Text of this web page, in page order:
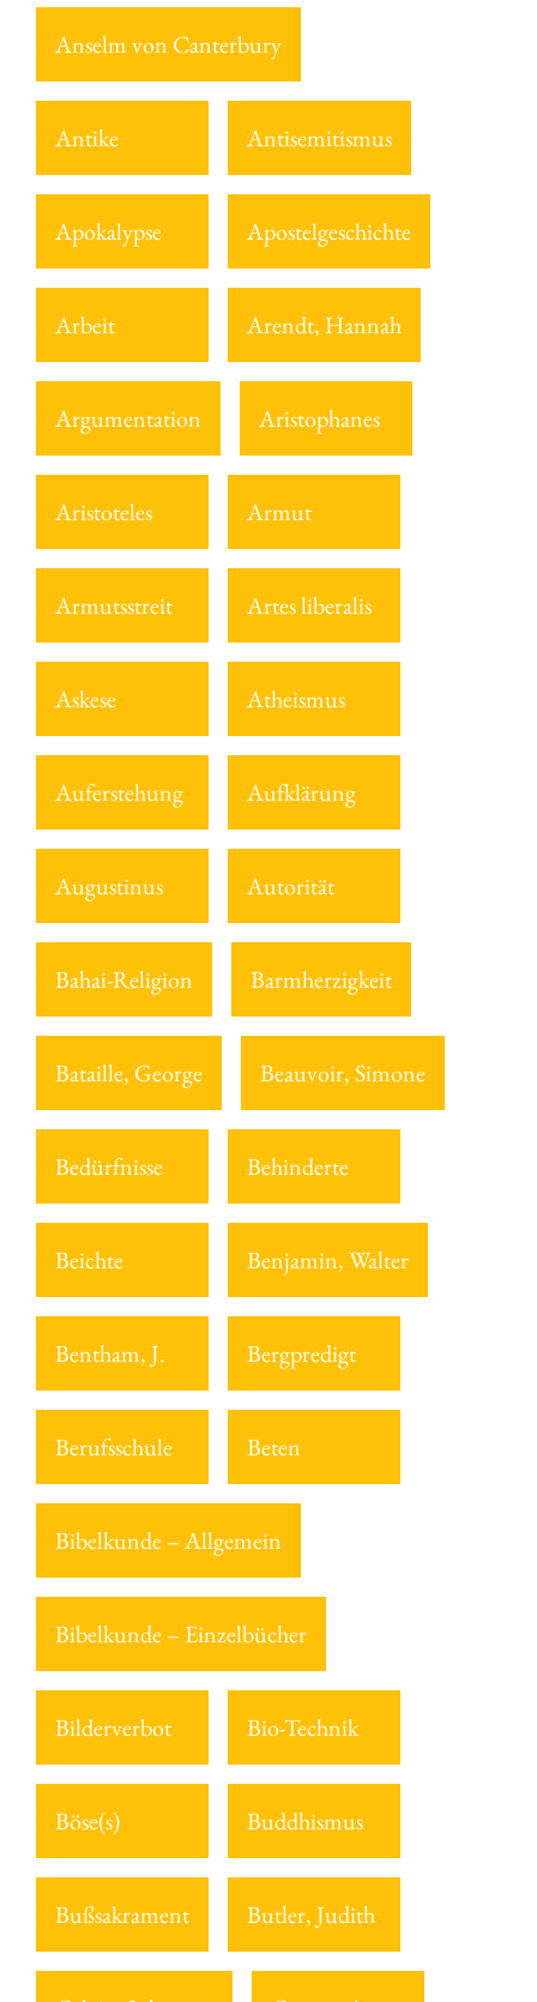
Anselm von Canterbury
Antike Antisemitismus
Apokalypse Apostelgeschichte
Arbeit Arendt, Hannah
Argumentation Aristophanes
Aristoteles Armut
Armutsstreit Artes liberalis
Askese Atheismus
Auferstehung Aufklärung
Augustinus Autorität
Bahai-Religion Barmherzigkeit
Bataille, George Beauvoir, Simone
Bedürfnisse Behinderte
Beichte Benjamin, Walter
Bentham, J. Bergpredigt
Berufsschule Beten
Bibelkunde – Allgemein
Bibelkunde – Einzelbücher
Bilderverbot Bio-Technik
Böse(s) Buddhismus
Bußsakrament Butler, Judith